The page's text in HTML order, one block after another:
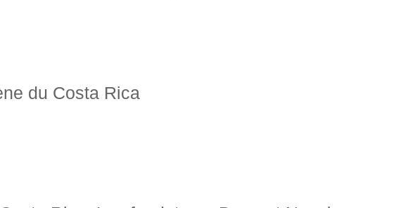
du Costa Rica